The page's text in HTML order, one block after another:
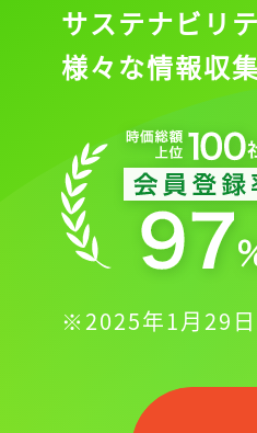
サステナビリ
様々な情報収
※2025年1月29日